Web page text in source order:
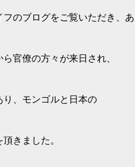
のブログをご覧いただき、
官僚の方々が来日され、
り、モンゴルと日本の
きました。